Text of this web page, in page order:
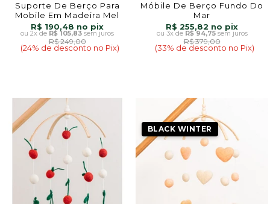
Suporte De Berço Para
Mobile Em Madeira Mel
R$ 190,48
2x de R$ 105,83 sem juros
R$ 249,00
(24% de desconto no Pix)
Móbile De Berço Fundo Do
Mar
R$ 255,82
3xde R$ 94,75sem juros
R$ 379,00
(33% de desconto no Pix)
BLACK WINTER